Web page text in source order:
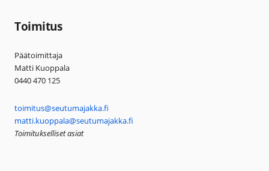
Toimitus
Päätoimittaja
Matti Kuoppala
0440 470 125
toimitus@seutumajakka.fi
matti.kuoppala@seutumajakka.fi
Toimitukselliset asiat